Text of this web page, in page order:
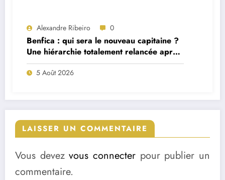
Alexandre Ribeiro 0
Benfica : qui sera le nouveau capitaine ?
Une hiérarchie totalement relancée après
deux départs majeurs
5 Août 2026
LAISSER UN COMMENTAIRE
Vous devezvous connecter pour publier un
commentaire.